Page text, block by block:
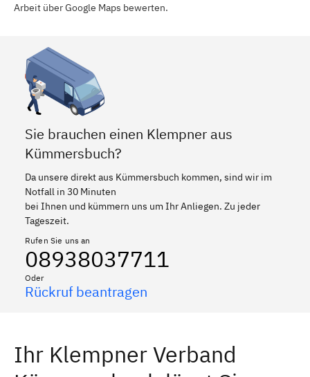
Arbeit über Google Maps bewerten.
Sie brauchen einen Klempner aus
Kümmersbuch?
Da unsere direkt aus Kümmersbuch kommen, sind wir im
Notfall in 30 Minuten
bei Ihnen und kümmern uns um Ihr Anliegen. Zu jeder
Tageszeit.
Rufen Sie uns an
08938037711
Oder
Rückruf beantragen
Ihr Klempner Verband